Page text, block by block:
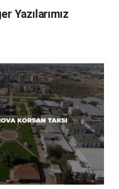
Yazılarımız